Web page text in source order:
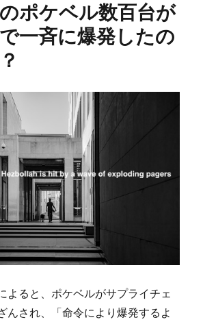
ポケベル数百台が
一斉に爆発したの
よると、ポケベルがサプライチェ
んされ、「命令により爆発するよ